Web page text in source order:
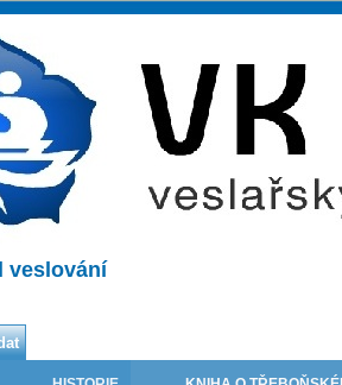
veslování